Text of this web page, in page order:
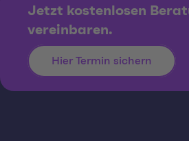
Jetzt kostenlosen
vereinbaren.
Hier Termin sichern